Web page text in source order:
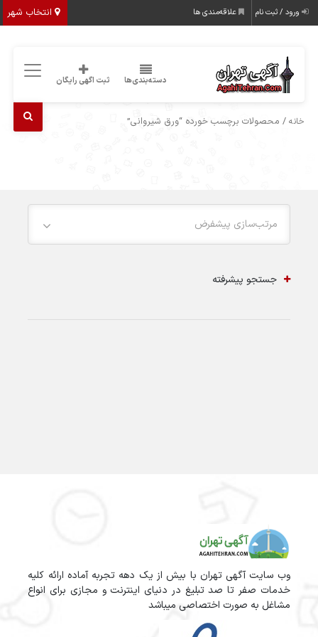
انتخاب شهر ورود / ثبت نام علاقه‌مندی ها
دسته‌بندی‌ها ثبت اگهی رایگان
خانه / محصولات برچسب خورده “ورق شیروانی”
مرتب‌سازی پیشفرض
جستجو پیشرفته
وب سایت آگهی تهران با بیش از یک دهه تجربه آماده ارائه کلیه
خدمات صفر تا صد تبلیغ در دنیای اینترنت و مجازی برای انواع
مشاغل به صورت اختصاصی میباشد